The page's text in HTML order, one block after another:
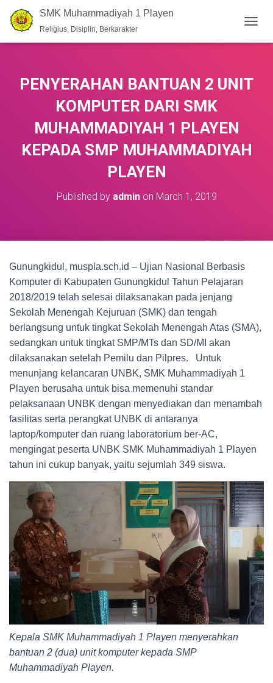
SMK Muhammadiyah 1 Playen
Religius, Disiplin, Berkarakter
O
L
G
A
PENYERAHAN BANTUAN 2 UNIT
KOMPUTER DARI SMK
MUHAMMADIYAH 1 PLAYEN
KEPADA SMP MUHAMMADIYAH
PLAYEN
Published by adminon March 1, 2019
Gunungkidul, muspla.sch.id – Ujian Nasional Berbasis
Komputer di Kabupaten Gunungkidul Tahun Pelajaran
2018/2019 telah selesai dilaksanakan pada jenjang
Sekolah Menengah Kejuruan (SMK) dan tengah
berlangsung untuk tingkat Sekolah Menengah Atas (SMA),
sedangkan untuk tingkat SMP/MTs dan SD/MI akan
dilaksanakan setelah Pemilu dan Pilpres. Untuk
menunjang kelancaran UNBK, SMK Muhammadiyah 1
Playen berusaha untuk bisa memenuhi standar
pelaksanaan UNBK dengan menyediakan dan menambah
fasilitas serta perangkat UNBK di antaranya
laptop/komputer dan ruang laboratorium ber-AC,
mengingat peserta UNBK SMK Muhammadiyah 1 Playen
tahun ini cukup banyak, yaitu sejumlah 349 siswa.
Kepala SMK Muhammadiyah 1 Playen menyerahkan
bantuan 2 (dua) unit komputer kepada SMP
Muhammadiyah Playen.